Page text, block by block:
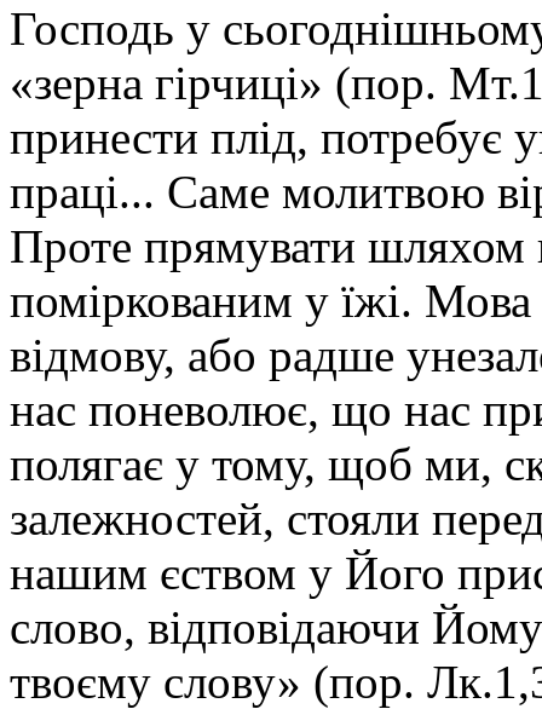
Господь у
«зерна гірчиці» (пор.
принести плід, потребує
праці... Саме молитвою
Проте прямувати шляхом
поміркованим у їжі. Мова
відмову, або радше
нас поневолює, що нас
полягає у тому, щоб ми,
залежностей, стояли
нашим єством у Його
слово, відповідаючи
твоєму слову» (пор.